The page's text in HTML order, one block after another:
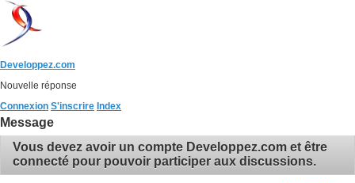
Developpez.com
Nouvelle réponse
Connexion S'inscrire Index
Message
Vous devez avoir un compte Developpez.com et être
connecté pour pouvoir participer aux discussions.